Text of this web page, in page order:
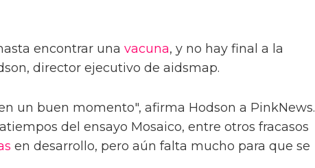
encontrar una vacuna, y no hay final a la
director ejecutivo de aidsmap.
un buen momento", afirma Hodson a PinkNews.
del ensayo Mosaico, entre otros fracasos
en desarrollo, pero aún falta mucho para que se